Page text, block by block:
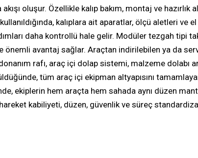
oluşur. Özellikle kalıp bakım, montaj ve hazırlık
kalıplara ait aparatlar, ölçü aletleri ve
daha kontrollü hale gelir. Modüler tezgah tipi
önemli avantaj sağlar. Araçtan indirilebilen ya da
rafı, araç içi dolap sistemi, malzeme dolabı
tüm araç içi ekipman altyapısını
ekiplerin hem araçta hem sahada aynı düzen
kabiliyeti, düzen, güvenlik ve süreç